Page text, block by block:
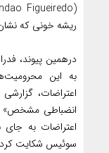
ریشه خونی که
به این
اعتراضات،
انضباطی مشخص»
اعتراضات به جای
سوئیس شکایت